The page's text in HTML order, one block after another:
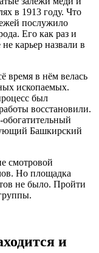
в 1913 году. Что
послужило
Его как раз и
карьер назвали в
время в нём велась
ископаемых.
был
восстановили.
обогатительный
Башкирский
смотровой
Но площадка
не было. Пройти
и